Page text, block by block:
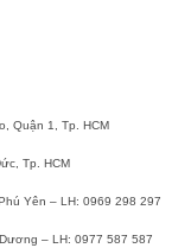
Quận 1, Tp. HCM
Tp. HCM
Yên – LH: 0969 298 297
– LH: 0977 587 587